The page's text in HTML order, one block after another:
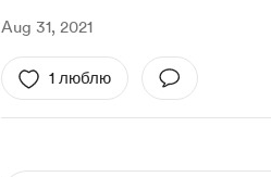
Aug 31, 2021
1 люблю